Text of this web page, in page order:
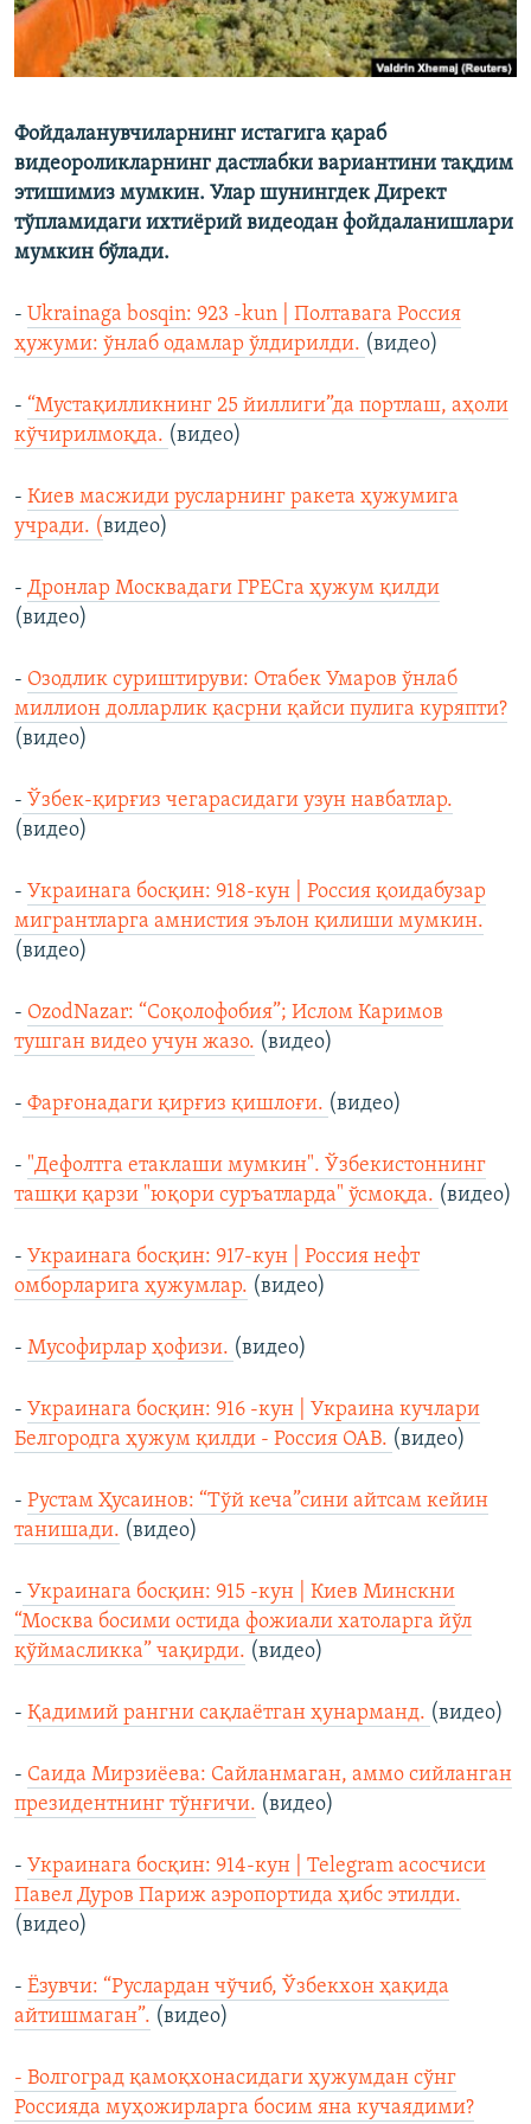
Фойдаланувчиларнинг истагига қараб
видеороликларнинг дастлабки вариантини тақдим
этишимиз мумкин. Улар шунингдек Директ
тўпламидаги ихтиёрий видеодан фойдаланишлари
мумкин бўлади.
- Ukrainaga bosqin: 923 -kun | Полтавага Россия
ҳужуми: ўнлаб одамлар ўлдирилди. (видео)
- “Мустақилликнинг 25 йиллиги”да портлаш, аҳоли
кўчирилмоқда. (видео)
- Киев масжиди русларнинг ракета ҳужумига
учради. (видео)
- Дронлар Москвадаги ГРEСга ҳужум қилди
(видео)
- Oзодлик суриштируви: Oтабек Умаров ўнлаб
миллион долларлик қасрни қайси пулига куряпти?
(видео)
- Ўзбек-қирғиз чегарасидаги узун навбатлар.
(видео)
- Украинага босқин: 918-кун | Россия қоидабузар
мигрантларга амнистия эълон қилиши мумкин.
(видео)
- OzodNazar: “Соқолофобия”; Ислом Каримов
тушган видео учун жазо. (видео)
- Фарғонадаги қирғиз қишлоғи. (видео)
- "Дефолтга етаклаши мумкин". Ўзбекистоннинг
ташқи қарзи "юқори суръатларда" ўсмоқда. (видео)
- Украинага босқин: 917-кун | Россия нефт
омборларига ҳужумлар. (видео)
- Мусофирлар ҳофизи. (видео)
- Украинага босқин: 916 -кун | Украина кучлари
Белгородга ҳужум қилди - Россия ОАВ. (видео)
- Рустам Ҳусаинов: “Тўй кеча”сини айтсам кейин
танишади. (видео)
- Украинага босқин: 915 -кун | Киев Минскни
“Москва босими остида фожиали хатоларга йўл
қўймасликка” чақирди. (видео)
- Қадимий рангни сақлаётган ҳунарманд. (видео)
- Саида Мирзиёева: Сайланмаган, аммо сийланган
президентнинг тўнғичи. (видео)
- Украинага босқин: 914-кун | Telegram асосчиси
Павел Дуров Париж аэропортида ҳибс этилди.
(видео)
- Ёзувчи: “Руслардан чўчиб, Ўзбекхон ҳақида
айтишмаган”. (видео)
- Волгоград қамоқхонасидаги ҳужумдан сўнг
Россияда муҳожирларга босим яна кучаядими?